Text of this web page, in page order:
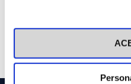
en el botón "Personalizar".
visitar nuestra Política de